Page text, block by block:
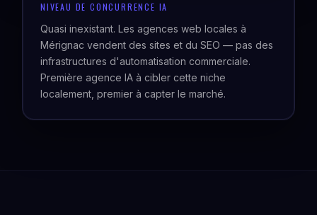
NIVEAU DE CONCURRENCE IA
Quasi inexistant. Les agences web locales à
Mérignac vendent des sites et du SEO — pas des
infrastructures d'automatisation commerciale.
Première agence IA à cibler cette niche
localement, premier à capter le marché.